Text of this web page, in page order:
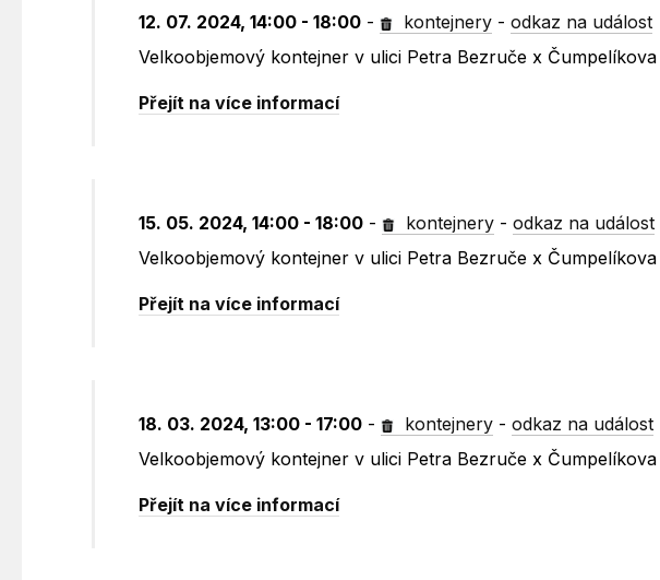
12. 07. 2024, 14:00 - 18:00 - kontejnery -odkaz na událost
Velkoobjemový kontejner v ulici Petra Bezruče x Čumpelíkova
Přejít na více informací
15. 05. 2024, 14:00 - 18:00 - kontejnery -odkaz na událost
Velkoobjemový kontejner v ulici Petra Bezruče x Čumpelíkova
Přejít na více informací
18. 03. 2024, 13:00 - 17:00 - kontejnery -odkaz na událost
Velkoobjemový kontejner v ulici Petra Bezruče x Čumpelíkova
Přejít na více informací